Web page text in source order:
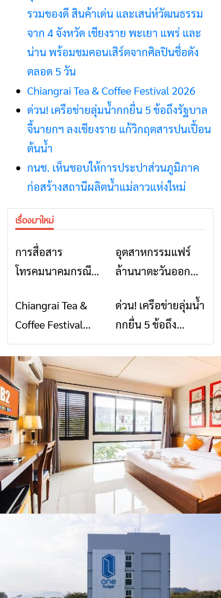
รวมของดี สินค้าเด่น และเสน่ห์วัฒนธรรม
จาก 4 จังหวัด เชียงราย พะเยา แพร่ และ
น่าน พร้อมชมคอนเสิร์ตจากศิลปินชื่อดัง
ตลอด 5 วัน
Chiangrai Tea & Coffee Festival 2026
ด่วน! เครือข่ายลุ่มน้ำกกยื่น 5 ข้อถึงรัฐบาล
จี้นายกฯ ลงเชียงราย แก้วิกฤตสารปนเปื้อน
ต้นน้ำ
กนช. เห็นชอบให้การประปาส่วนภูมิภาค
ก่อสร้างสถานีผลิตน้ำแม่ลาวแห่งใหม่
เรื่องมาใหม่
การสื่อสาร
โทรคมนาคมกรณีภัย
สัญญาณขาด การ
สื่อสารต้องไม่หยุด
ข่าวเชียงราย
อุตสาหกรรมแฟร์
ล้านนาตะวันออก
สินค้าเด่น และเสน่ห์
วัฒนธรรมจาก 4
จังหวัด เชียงราย
พะเยา แพร่ และ
น่าน พร้อมชม
คอนเสิร์ตจากศิลปิน
ชื่อดังตลอด 5 วัน
ข่าวเชียงราย
Chiangrai Tea &
Coffee Festival
2026
ข่าวเชียงราย
ด่วน! เครือข่ายลุ่มน้ำ
กกยื่น 5 ข้อถึง
รัฐบาล จี้นายกฯ ลง
เชียงราย แก้วิกฤต
สารปนเปื้อนต้นน้ำ